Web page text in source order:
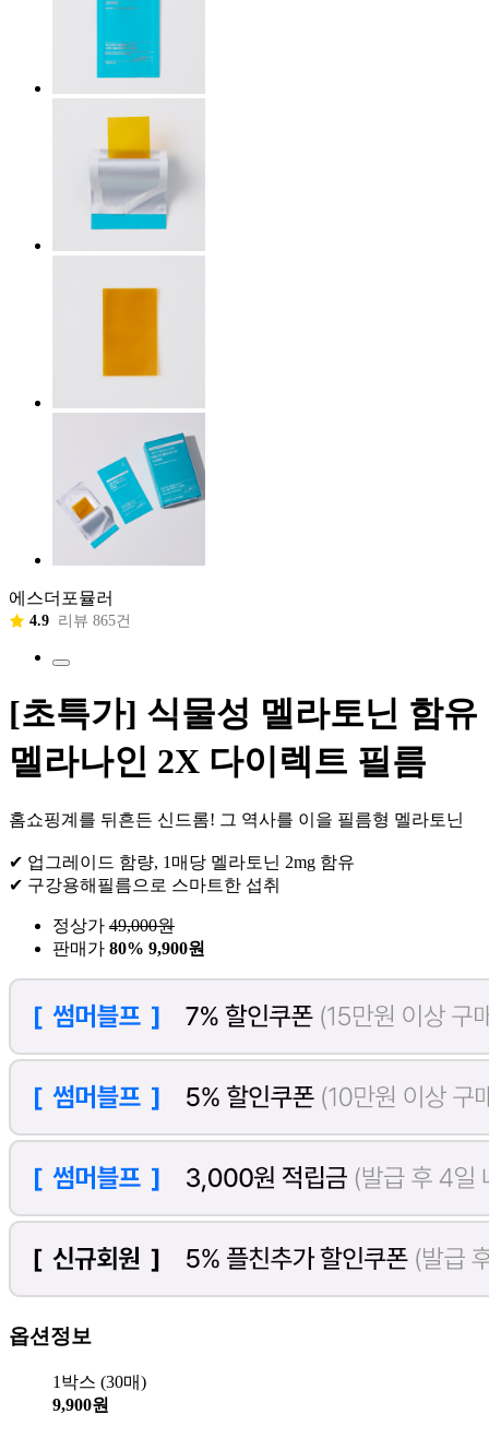
에스더포뮬러
4.9 리뷰 865건
[초특가] 식물성 멜라토닌 함유
멜라나인 2X 다이렉트 필름
홈쇼핑계를 뒤흔든 신드롬! 그 역사를 이을 필름형 멜라토닌
✔ 업그레이드 함량, 1매당 멜라토닌 2mg 함유
✔ 구강용해필름으로 스마트한 섭취
정상가 49,000원
판매가 80% 9,900원
옵션정보
1박스 (30매)
9,900원